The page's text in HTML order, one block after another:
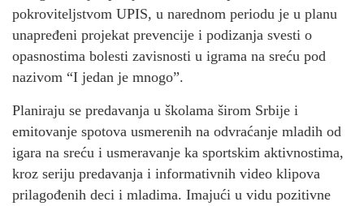
pokroviteljstvom UPIS, u narednom periodu je u planu
unapređeni projekat prevencije i podizanja svesti o
opasnostima bolesti zavisnosti u igrama na sreću pod
nazivom “I jedan je mnogo”.
Planiraju se predavanja u školama širom Srbije i
emitovanje spotova usmerenih na odvraćanje mladih od
igara na sreću i usmeravanje ka sportskim aktivnostima,
kroz seriju predavanja i informativnih video klipova
prilagođenih deci i mladima. Imajući u vidu pozitivne